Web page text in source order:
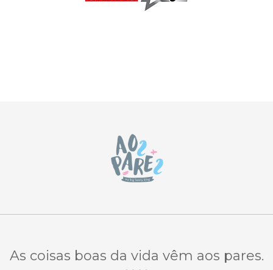
As coisas boas da vida vêm aos pares.